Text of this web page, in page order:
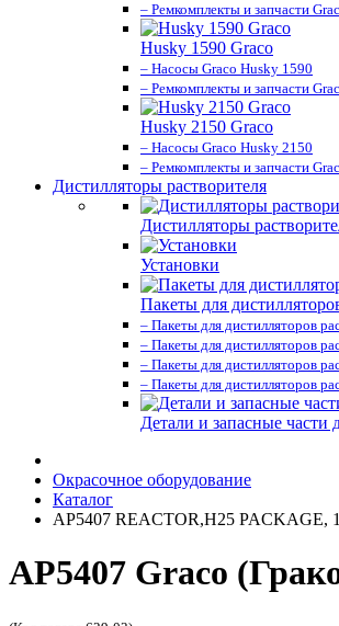
– Ремкомплекты и запчасти
Husky 1590 Graco
– Насосы Graco Husky 1590
– Ремкомплекты и запчасти
Husky 2150 Graco
– Насосы Graco Husky 2150
– Ремкомплекты и запчасти
Дистилляторы растворителя
Дистилляторы
Установки
Пакеты для
– Пакеты для дистилляторов
– Пакеты для дистилляторов
– Пакеты для дистилляторов
– Пакеты для дистилляторов
Детали и запасные части
Окрасочное оборудование
Каталог
AP5407 REACTOR,H25 PACKAGE,
AP5407 Graco